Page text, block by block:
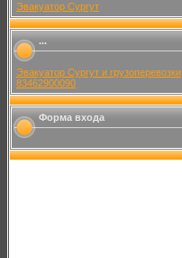
Эвакуатор Сургут
...
Эвакуатор Сургут и грузоперевозки
83462900090
Форма входа